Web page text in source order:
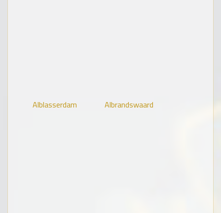
Alblasserdam Albrandswaard